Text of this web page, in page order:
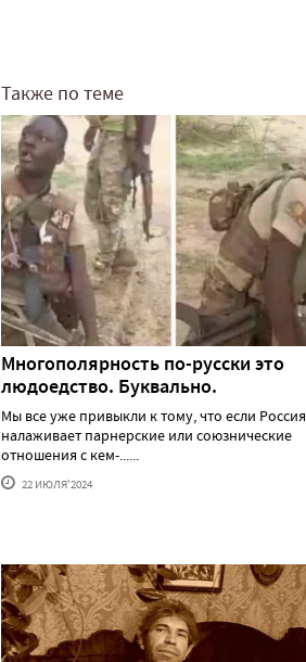
Также по теме
Многополярность по-русски это
людоедство. Буквально.
Мы все уже привыкли к тому, что если Россия
налаживает парнерские или союзнические
отношения с кем-......
22 ИЮЛЯ'2024